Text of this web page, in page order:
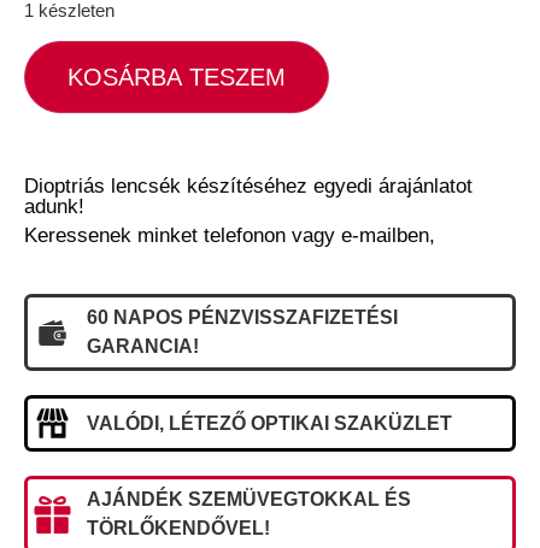
1 készleten
KOSÁRBA TESZEM
Dioptriás lencsék készítéséhez egyedi árajánlatot
adunk!
Keressenek minket telefonon vagy e-mailben,
60 NAPOS PÉNZVISSZAFIZETÉSI
GARANCIA!
VALÓDI, LÉTEZŐ OPTIKAI SZAKÜZLET
AJÁNDÉK SZEMÜVEGTOKKAL ÉS
TÖRLŐKENDŐVEL!